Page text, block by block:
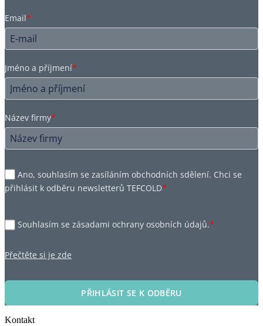
Email*
Jméno a příjmení*
Název firmy*
Ano, souhlasím se zasíláním obchodních sdělení. Chci se
přihlásit k odběru newsletterů TEFCOLD*
Souhlasím se zásadami ochrany osobních údajů.*
Přečtěte si je zde
PŘIHLÁSIT SE K ODBĚRU
Kontakt